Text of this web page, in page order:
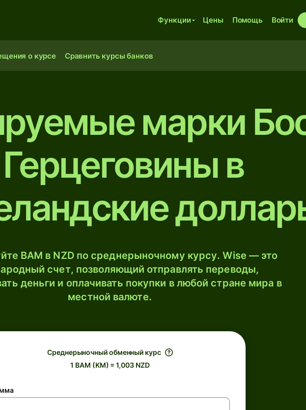
Функции Цены Помощь Войти
о курсе Сравнить курсы банков
марки
в
BAM в NZD по среднерыночному курсу. Wise — это
счет, позволяющий отправлять переводы,
деньги и оплачивать покупки в любой стране мира в
местной валюте.
Среднерыночный обменный курс
1 BAM (KM) = 1,003 NZD